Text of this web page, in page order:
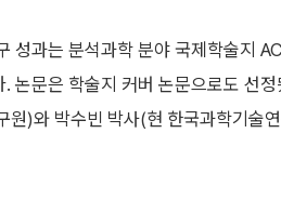
성과는 분석과학 분야 국제학술지
. 논문은 학술지 커버 논문으로도 선
원)와 박수빈 박사(현 한국과학기술